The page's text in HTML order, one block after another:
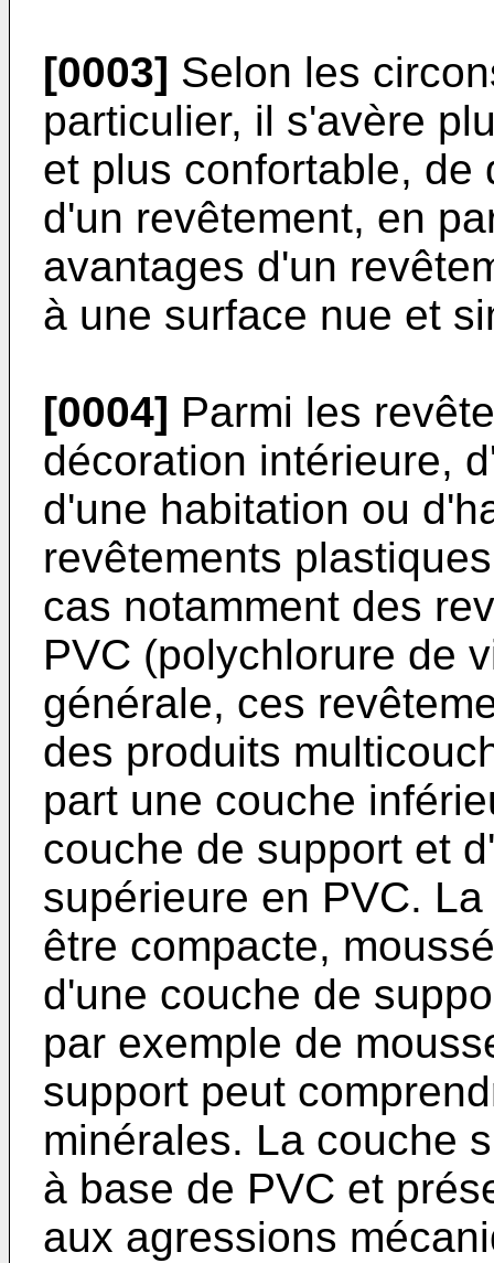
[0003] Selon les
particulier, il s'avère
et plus confortable, de
d'un revêtement, en
avantages d'un
à une surface nue et
[0004] Parmi les
décoration intérieure,
d'une habitation ou
revêtements
cas notamment des
PVC (polychlorure de
générale, ces
des produits
part une couche
couche de support et
supérieure en PVC.
être compacte,
d'une couche de
par exemple de
support peut
minérales. La couche
à base de PVC et
aux agressions